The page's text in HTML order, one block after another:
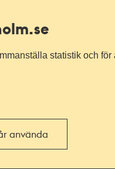
statistik och för
använda